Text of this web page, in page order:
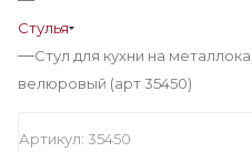
Стулья
—Стул для кухни на
велюровый (арт 35450)
Артикул: 35450